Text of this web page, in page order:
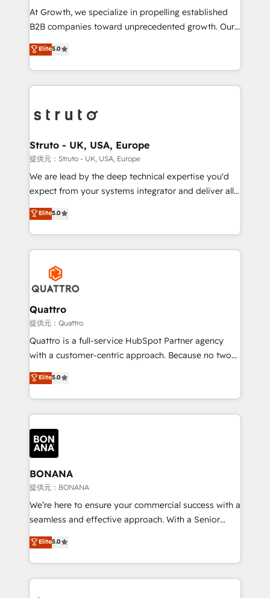
marketing automation, and revenue operations. 🤝
Custom Solutions: From onboarding and
HubSpot with your business needs. 🌟 Proven
Results: We’ve helped businesses of all sizes
Packages: Choose ongoing support or project-based
solutions. We offer service packages designed to fit
At Growth, we specialize in propelling established
B2B companies toward unprecedented growth. Our
focus is on fine-tuning and enhancing your growth,
sales, and marketing operations. Unlike conventional
marketing agencies, we dive deep into the
operational aspects of your business, ensuring that
functioning optimally. With our expertise in leading
wealth of knowledge and experience to the table.
Our strategies are tailored to your business's unique
needs, ensuring a personalized approach that aligns
with your growth objectives.
Elite5.0
Struto - UK, USA, Europe
提供元：Struto - UK, USA, Europe
We are lead by the deep technical expertise you'd
expect from your systems integrator and deliver all
the agency services you'd expect from your
HubSpot Solutions Partner. As one of the UK's
longest-standing partners, we are experts at
maximising the value of the HubSpot platform and
building an integrated growth stack that brings your
business, operational and technical requirements to
life, and creates a 360˚ view of your customer to
help your teams do more. We specialise in HubSpot
technical services, website design and development
as well as agency services that help set you up for
success. Now, more than ever you need to connect
customer service. It's time to empower your teams
to create great customer experiences that generate
happen.
Elite5.0
Quattro
提供元：Quattro
Quattro is a full-service HubSpot Partner agency
with a customer-centric approach. Because no two
clients have the same needs, Quattro offer a
bespoke approach for every client. Services include
business growth strategies, sales enablement, CRM
set-up, Migrations, Integrations, Enterprise level
Sales Hub, Marketing Hub, Customer Support Hub,
Ops Hub Software, inbound marketing strategy,
content strategies, branding, HubSpot CMS,
bespoke web apps and growth driven design
websites. Experienced in helping Global B2B
Manufacturers, Fintech, Professional Services, IT and
SaaS industries.
Elite5.0
BONANA
提供元：BONANA
We’re here to ensure your commercial success with a
seamless and effective approach. With a Senior
team that has 10+ years of experience in HubSpot,
we have a deep understanding of SaaS, Business
Services and E-commerce together with Retail. We
streamline and enhance your Sales, Marketing &
Elite5.0